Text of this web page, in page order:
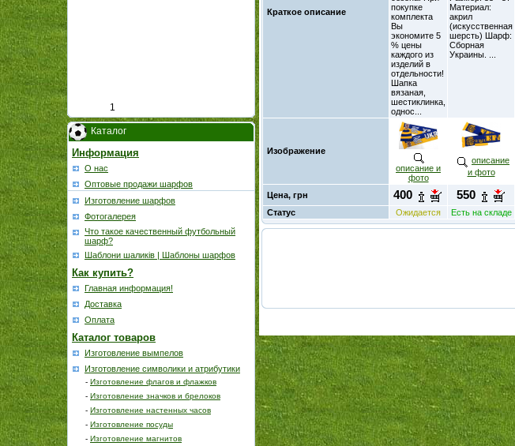
1
Каталог
Информация
О нас
Оптовые продажи шарфов
Изготовление шарфов
Фотогалерея
Что такое качественный футбольный
шарф?
Шаблони шаликів | Шаблоны шарфов
Как купить?
Главная информация!
Доставка
Оплата
Каталог товаров
Изготовление вымпелов
Изготовление символики и атрибутики
- Изготовление флагов и флажков
- Изготовление значков и брелоков
- Изготовление настенных часов
- Изготовление посуды
- Изготовление магнитов
Краткое описание
покупке
комплекта
Вы
экономите 5
% цены
каждого из
изделий в
отдельности!
Шапка
вязаная,
шестиклинка,
однос...
Материал:
акрил
(искусственная
шерсть) Шарф:
Сборная
Украины. ...
Изображение
описание и
фото
описание
и фото
Цена, грн 400 550
Статус Ожидается Есть на складе